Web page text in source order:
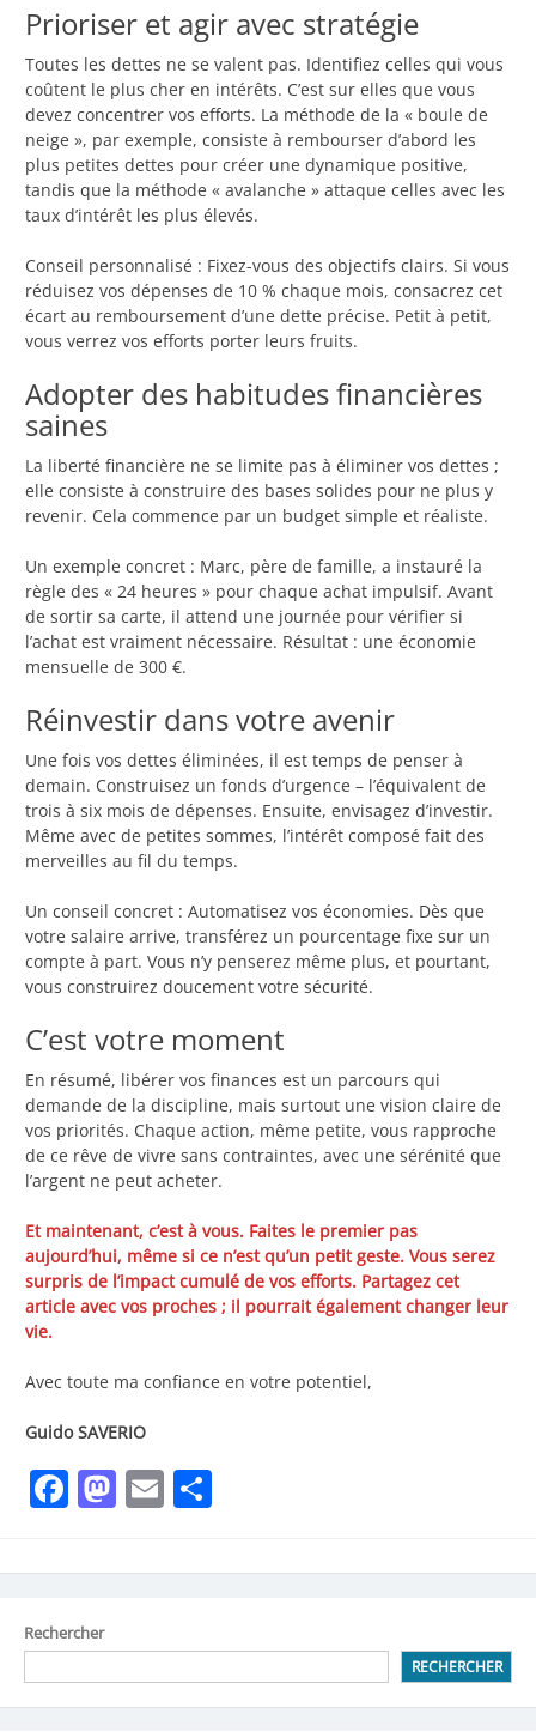
Prioriser et agir avec stratégie
Toutes les dettes ne se valent pas. Identifiez celles qui vous
coûtent le plus cher en intérêts. C’est sur elles que vous
devez concentrer vos efforts. La méthode de la « boule de
neige », par exemple, consiste à rembourser d’abord les
plus petites dettes pour créer une dynamique positive,
tandis que la méthode « avalanche » attaque celles avec les
taux d’intérêt les plus élevés.
Conseil personnalisé : Fixez-vous des objectifs clairs. Si vous
réduisez vos dépenses de 10 % chaque mois, consacrez cet
écart au remboursement d’une dette précise. Petit à petit,
vous verrez vos efforts porter leurs fruits.
Adopter des habitudes financières
saines
La liberté financière ne se limite pas à éliminer vos dettes ;
elle consiste à construire des bases solides pour ne plus y
revenir. Cela commence par un budget simple et réaliste.
Un exemple concret : Marc, père de famille, a instauré la
règle des « 24 heures » pour chaque achat impulsif. Avant
de sortir sa carte, il attend une journée pour vérifier si
l’achat est vraiment nécessaire. Résultat : une économie
mensuelle de 300 €.
Réinvestir dans votre avenir
Une fois vos dettes éliminées, il est temps de penser à
demain. Construisez un fonds d’urgence – l’équivalent de
trois à six mois de dépenses. Ensuite, envisagez d’investir.
Même avec de petites sommes, l’intérêt composé fait des
merveilles au fil du temps.
Un conseil concret : Automatisez vos économies. Dès que
votre salaire arrive, transférez un pourcentage fixe sur un
compte à part. Vous n’y penserez même plus, et pourtant,
vous construirez doucement votre sécurité.
C’est votre moment
En résumé, libérer vos finances est un parcours qui
demande de la discipline, mais surtout une vision claire de
vos priorités. Chaque action, même petite, vous rapproche
de ce rêve de vivre sans contraintes, avec une sérénité que
l’argent ne peut acheter.
Et maintenant, c’est à vous. Faites le premier pas
aujourd’hui, même si ce n’est qu’un petit geste. Vous serez
surpris de l’impact cumulé de vos efforts. Partagez cet
article avec vos proches ; il pourrait également changer leur
vie.
Avec toute ma confiance en votre potentiel,
Guido SAVERIO
Facebook
Mastodon
Email
Rechercher
RECHERCHER